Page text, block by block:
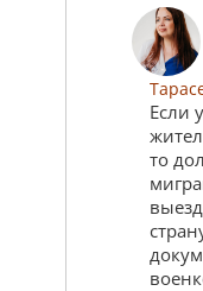
Если
то